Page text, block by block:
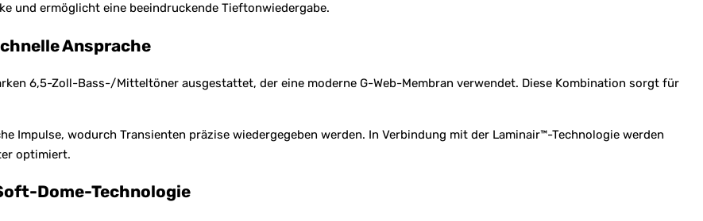
und ermöglicht eine beeindruckende Tieftonwiedergabe.
Ansprache
6,5-Zoll-Bass-/Mitteltöner ausgestattet, der eine moderne G-Web-Membran verwendet. Diese Kombination sorgt für
Impulse, wodurch Transienten präzise wiedergegeben werden. In Verbindung mit der Laminair™-Technologie werden
optimiert.
Dome-Technologie